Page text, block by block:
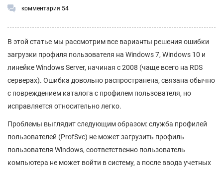
комментария 54
В этой статье мы рассмотрим все варианты решения ошибки
загрузки профиля пользователя на Windows 7, Windows 10 и
линейке Windows Server, начиная с 2008 (чаще всего на RDS
серверах). Ошибка довольно распространена, связана обычно
с повреждением каталога с профилем пользователя, но
исправляется относительно легко.
Проблемы выглядит следующим образом: служба профилей
пользователей (ProfSvc) не может загрузить профиль
пользователя Windows, соответственно пользователь
компьютера не может войти в систему, а после ввода учетных